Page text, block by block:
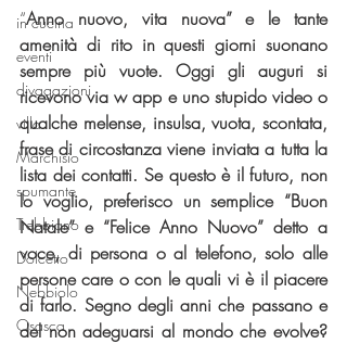
in cucina
eventi
divagazioni
villa
Marchisio
spumante
Trebbiano
Dolcetto
Nebbiolo
Osasca
“Anno nuovo, vita nuova” e le tante
amenità di rito in questi giorni suonano
sempre più vuote. Oggi gli auguri si
ricevono via w app e uno stupido video o
qualche melense, insulsa, vuota, scontata,
frase di circostanza viene inviata a tutta la
lista dei contatti. Se questo è il futuro, non
lo voglio, preferisco un semplice “Buon
Natale” e “Felice Anno Nuovo” detto a
voce, di persona o al telefono, solo alle
persone care o con le quali vi è il piacere
di farlo. Segno degli anni che passano e
del non adeguarsi al mondo che evolve?